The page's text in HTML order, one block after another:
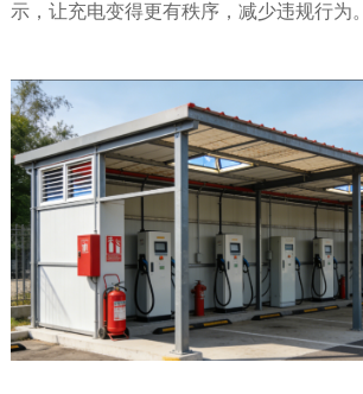
示，让充电变得更有秩序，减少违规行为。